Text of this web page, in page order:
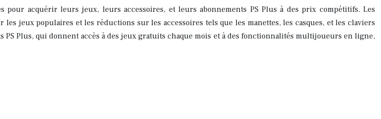
pour acquérir leurs jeux, leurs accessoires, et leurs abonnements PS Plus à des prix compétitifs. Les
jeux populaires et les réductions sur les accessoires tels que les manettes, les casques, et les claviers
Plus, qui donnent accès à des jeux gratuits chaque mois et à des fonctionnalités multijoueurs en ligne,